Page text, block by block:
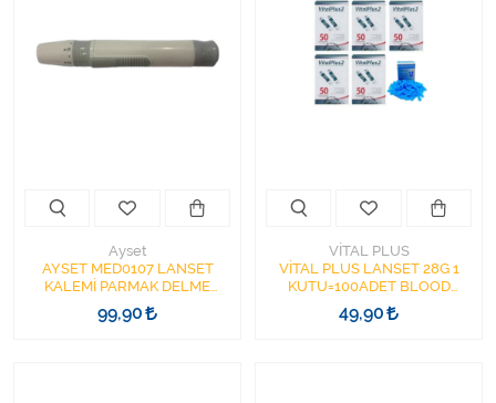
Ayset
AYSET MED0107 LANSET
KALEMİ PARMAK DELME
KALEMİ LANSET CİHAZI
99,90
VİTAL PLUS
VİTAL PLUS LANSET 28G 1
KUTU=100ADET BLOOD
LANCETS
49,90